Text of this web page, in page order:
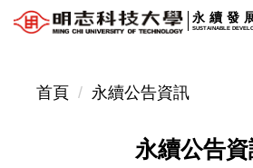
跳
永續發
SUSTAINABLE
首頁 永續公告資訊
永續公告